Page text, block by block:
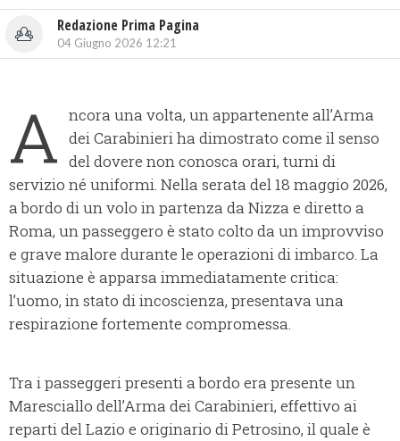
Redazione Prima Pagina
04 Giugno 2026 12:21
A ncora una volta, un appartenente all’Arma
dei Carabinieri ha dimostrato come il senso
del dovere non conosca orari, turni di
servizio né uniformi. Nella serata del 18 maggio 2026,
a bordo di un volo in partenza da Nizza e diretto a
Roma, un passeggero è stato colto da un improvviso
e grave malore durante le operazioni di imbarco. La
situazione è apparsa immediatamente critica:
l’uomo, in stato di incoscienza, presentava una
respirazione fortemente compromessa.
Tra i passeggeri presenti a bordo era presente un
Maresciallo dell’Arma dei Carabinieri, effettivo ai
reparti del Lazio e originario di Petrosino, il quale è